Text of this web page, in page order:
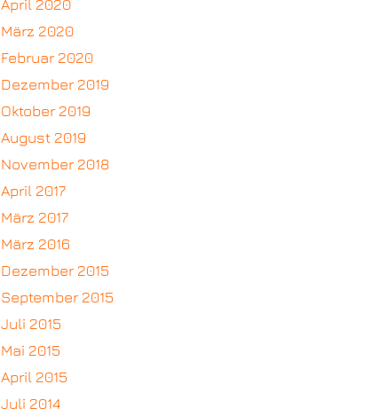
April 2020
März 2020
Februar 2020
Dezember 2019
Oktober 2019
August 2019
November 2018
April 2017
März 2017
März 2016
Dezember 2015
September 2015
Juli 2015
Mai 2015
April 2015
Juli 2014